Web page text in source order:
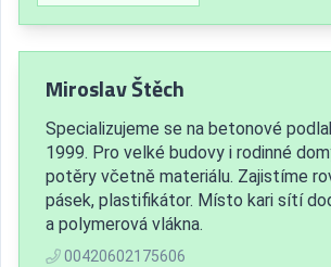
Miroslav Štěch
Specializujeme se na betonové
1999. Pro velké budovy i rodinné
potěry včetně materiálu. Zajistíme
pásek, plastifikátor. Místo kari sítí
a polymerová vlákna.
00420602175606